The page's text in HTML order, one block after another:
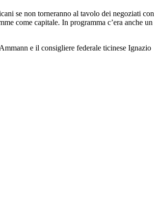
se non torneranno al tavolo dei negoziati con
come capitale. In programma c’era anche un
e il consigliere federale ticinese Ignazio